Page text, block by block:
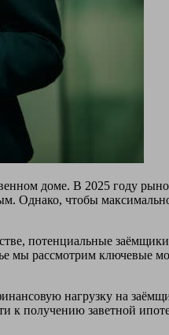
доме. В 2025 году
Однако, чтобы
потенциальные
мы рассмотрим ключевые
нагрузку на
к получению заветной